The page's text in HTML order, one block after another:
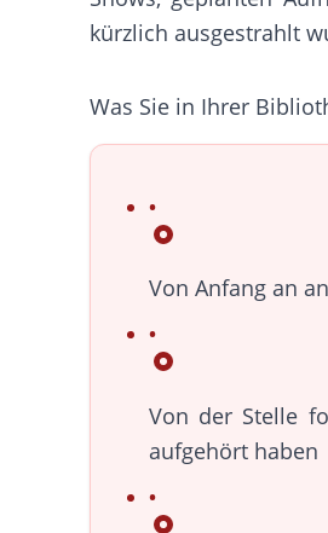
kürzlich ausgestrahlt
Was Sie in Ihrer
Von Anfang an
Von der Stelle
aufgehört haben